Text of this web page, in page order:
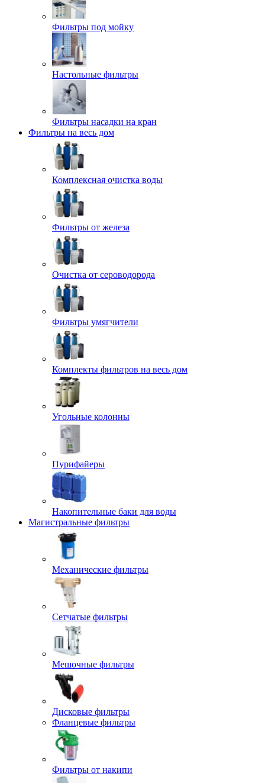
Фильтры под мойку
Настольные фильтры
Фильтры насадки на кран
Фильтры на весь дом
Комплексная очистка воды
Фильтры от железа
Очистка от сероводорода
Фильтры умягчители
Комплекты фильтров на весь дом
Угольные колонны
Пурифайеры
Накопительные баки для воды
Магистральные фильтры
Механические фильтры
Сетчатые фильтры
Мешочные фильтры
Дисковые фильтры
Фланцевые фильтры
Фильтры от накипи